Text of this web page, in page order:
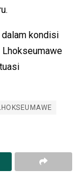
kondisi